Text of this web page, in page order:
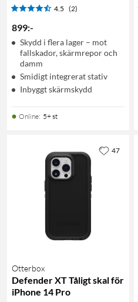
4.5 (2)
899:-
Skydd i flera lager – mot
fallskador, skärmrepor och
damm
Smidigt integrerat stativ
Inbyggt skärmskydd
Online: 5+ st
Otterbox
Defender XT Tåligt skal för
iPhone 14 Pro
47